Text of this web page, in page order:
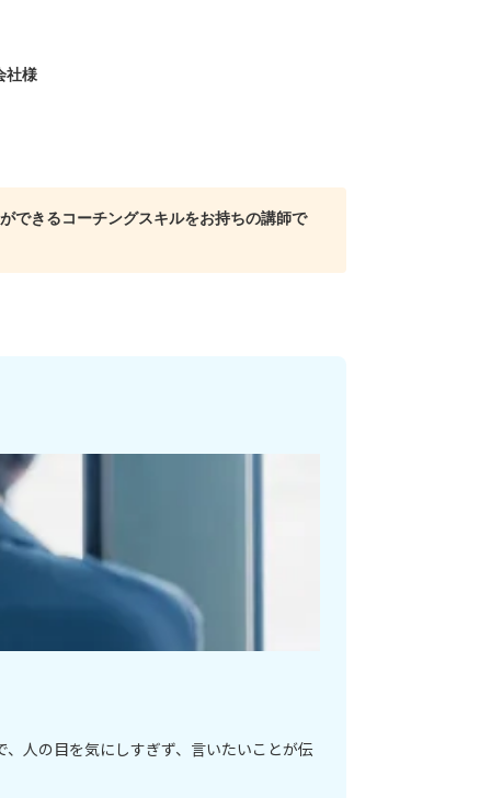
社様
できるコーチングスキルをお持ちの講師で
人の目を気にしすぎず、言いたいことが伝